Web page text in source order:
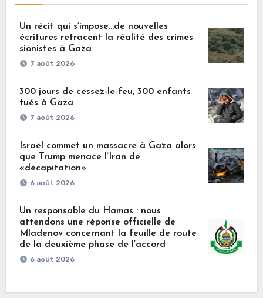
Un récit qui s’impose…de nouvelles
écritures retracent la réalité des crimes
sionistes à Gaza
7 août 2026
300 jours de cessez-le-feu, 300 enfants
tués à Gaza
7 août 2026
Israël commet un massacre à Gaza alors
que Trump menace l’Iran de
«décapitation»
6 août 2026
Un responsable du Hamas : nous
attendons une réponse officielle de
Mladenov concernant la feuille de route
de la deuxième phase de l’accord
6 août 2026